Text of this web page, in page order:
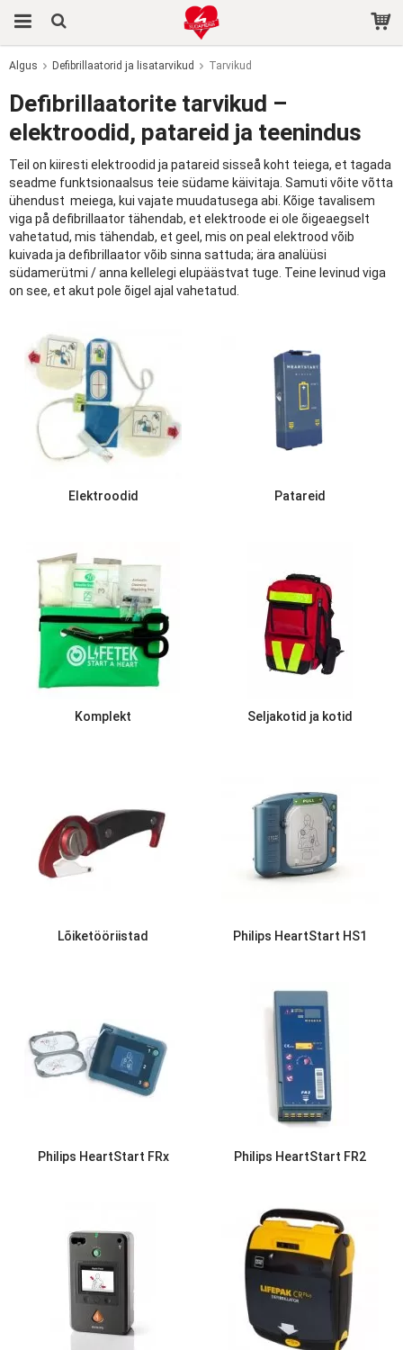
Algus Defibrillaatorid ja lisatarvikud Tarvikud
Defibrillaatorite tarvikud –
elektroodid, patareid ja teenindus
Teil on kiiresti elektroodid ja patareid sisseå koht teiega, et tagada
seadme funktsionaalsus teie südame käivitaja. Samuti võite võtta
ühendust meiega, kui vajate muudatusega abi. Kõige tavalisem
viga på defibrillaator tähendab, et elektroode ei ole õigeaegselt
vahetatud, mis tähendab, et geel, mis on peal elektrood võib
kuivada ja defibrillaator võib sinna sattuda; ära analüüsi
südamerütmi / anna kellelegi elupäästvat tuge. Teine levinud viga
on see, et akut pole õigel ajal vahetatud.
Elektroodid Patareid
Komplekt Seljakotid ja kotid
Lõiketööriistad Philips HeartStart HS1
Philips HeartStart FRx Philips HeartStart FR2